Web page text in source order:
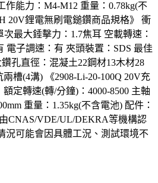
作能力：M4-M12 重量：0.78kg(不
20V鋰電無刷電鎚鑽商品規格》 衝
最大錘擊力：1.7焦耳 空載轉速：
電子調速：有 夾頭裝置：SDS 最佳
孔直徑：混凝土22鋼材13木材28
槽(4溝) 《2908-Li-20-100Q 20V充
定轉速(轉/分鐘)：4000-8500 主軸
重量：1.35kg(不含電池) 配件：
CNAS/VDE/UL/DEKRA等機構認
況可能會因具體工況、測試環境不